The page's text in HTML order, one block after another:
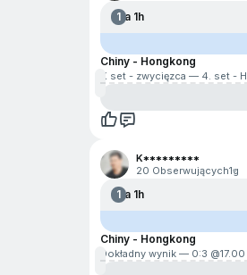
1Za 1h
Chiny - Hongkong
X set - zwycięzca — 4. set -
K*********
20 Obserwujących1g
1Za 1h
Chiny - Hongkong
Dokładny wynik — 0:3 @17.00